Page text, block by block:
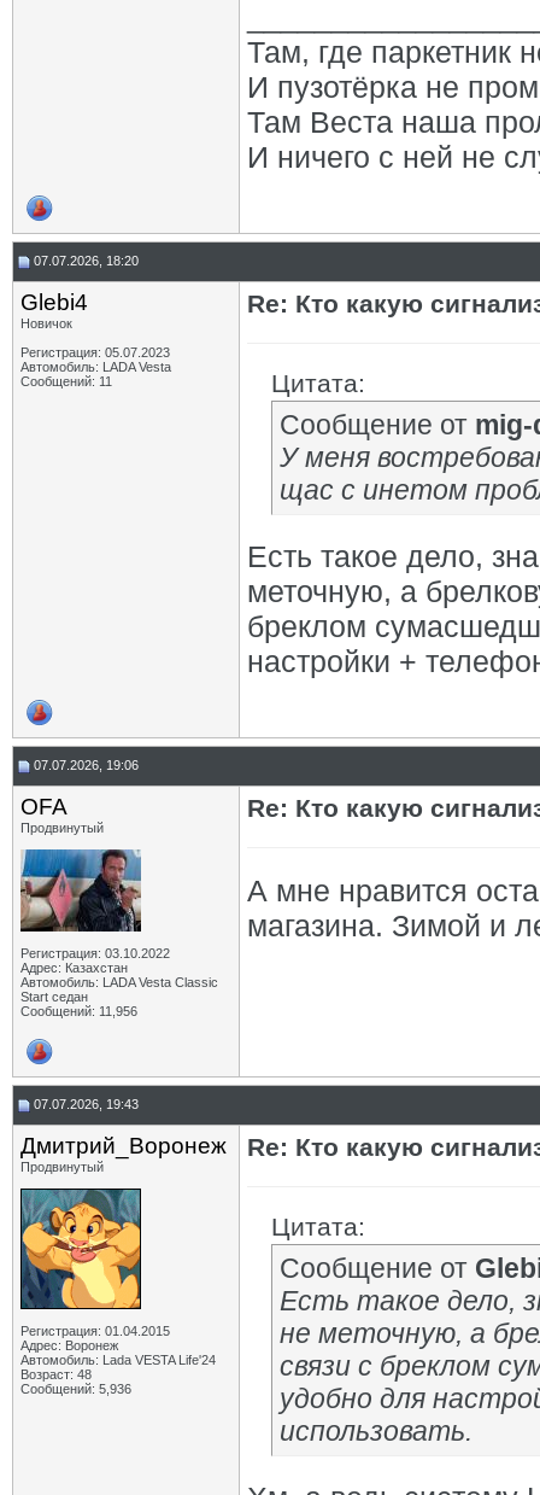
Там, где паркетник
И пузотёрка не
Там Веста наша
И ничего с ней не
07.07.2026, 18:20
Glebi4
Новичок
Регистрация: 05.07.2023
Автомобиль: LADA Vesta
Сообщений: 11
Re: Кто какую
Цитата:
Сообщение от
У меня
щас с инетом
Есть такое дело,
меточную, а
бреклом
настройки +
07.07.2026, 19:06
OFA
Продвинутый
Регистрация: 03.10.2022
Адрес: Казахстан
Автомобиль: LADA Vesta Classic
Start седан
Сообщений: 11,956
Re: Кто какую
А мне нравится
магазина. Зимой и
07.07.2026, 19:43
Дмитрий_Воронеж
Продвинутый
Регистрация: 01.04.2015
Адрес: Воронеж
Автомобиль: Lada VESTA Life'24
Возраст: 48
Сообщений: 5,936
Re: Кто какую
Цитата:
Сообщение от
Есть такое дело,
не меточную, а
связи с бреклом
удобно для
использовать.